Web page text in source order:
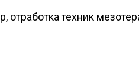
отработка техник